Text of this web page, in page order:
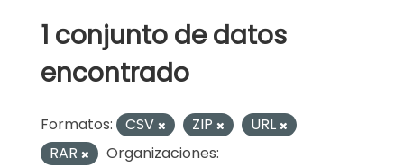
1 conjunto de datos
encontrado
Formatos: CSV ZIP
URL
RAR
Organizaciones: